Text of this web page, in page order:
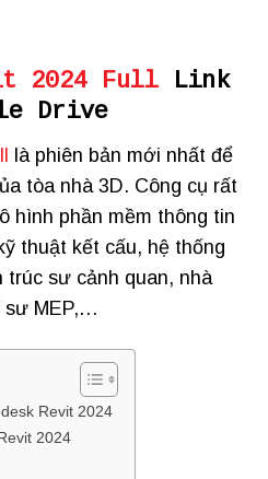
2024 FullLink
Drive
là phiên bản mới nhất để
tòa nhà 3D. Công cụ rất
hình phần mềm thông tin
thuật kết cấu, hệ thống
sư cảnh quan, nhà
sư MEP,…
Revit 2024
2024